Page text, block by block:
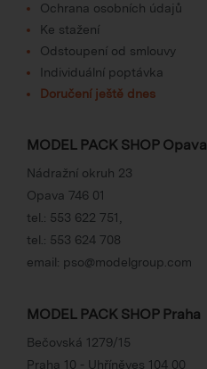
Ochrana osobních údajů
Ke stažení
Odstoupení od smlouvy
Individuální poptávka
Doručení ještě dnes
MODEL PACK SHOP Opava
Nádražní okruh 23
Opava 746 01
tel.: 553 622 751,
tel.: 553 624 708
email: pso@modelgroup.com
MODEL PACK SHOP Praha
Bečovská 1279/15
Praha 10 - Uhříněves 104 00